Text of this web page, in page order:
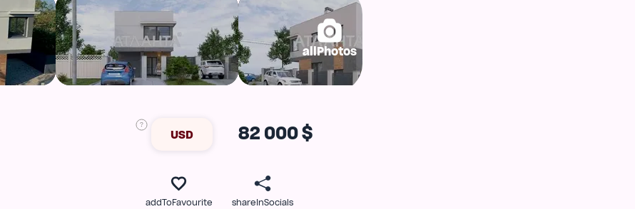
allPhotos
USD 82 000 $
addToFavourite shareInSocials